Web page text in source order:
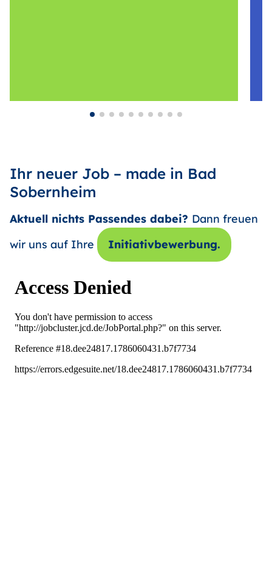
Ihr neuer Job – made in Bad
Sobernheim
Aktuell nichts Passendes dabei? Dann freuen
wir uns auf Ihre
Initiativbewerbung.